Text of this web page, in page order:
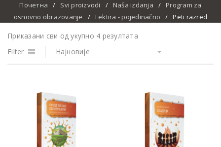
Почетна / Svi proizvodi / Naša izdanja /
Program za
osnovno obrazovanje
/ Lektira - pojedinačno / Peti razred
Приказани сви од укупно 4 резултата
Filter
Најновије